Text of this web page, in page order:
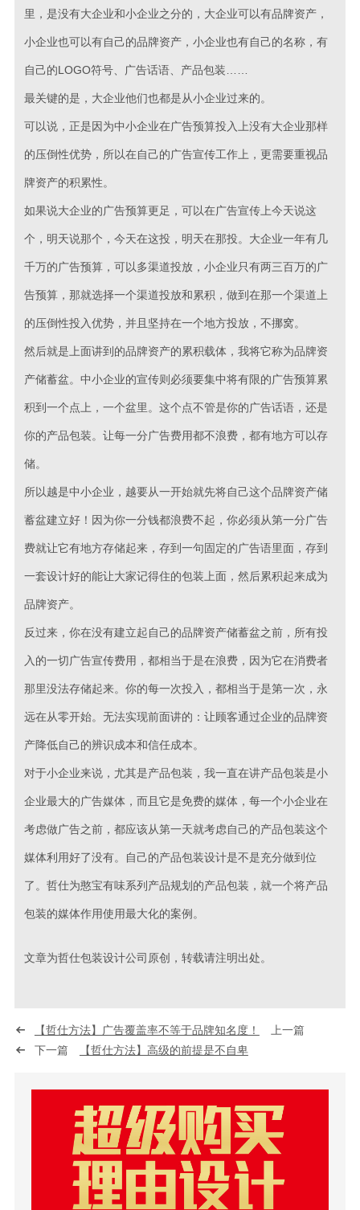
里，是没有大企业和小企业之分的，大企业可以有品牌资产，
小企业也可以有自己的品牌资产，小企业也有自己的名称，有
自己的LOGO符号、广告话语、产品包装……
最关键的是，大企业他们也都是从小企业过来的。
可以说，正是因为中小企业在广告预算投入上没有大企业那样
的压倒性优势，所以在自己的广告宣传工作上，更需要重视品
牌资产的积累性。
如果说大企业的广告预算更足，可以在广告宣传上今天说这
个，明天说那个，今天在这投，明天在那投。大企业一年有几
千万的广告预算，可以多渠道投放，小企业只有两三百万的广
告预算，那就选择一个渠道投放和累积，做到在那一个渠道上
的压倒性投入优势，并且坚持在一个地方投放，不挪窝。
然后就是上面讲到的品牌资产的累积载体，我将它称为品牌资
产储蓄盆。中小企业的宣传则必须要集中将有限的广告预算累
积到一个点上，一个盆里。这个点不管是你的广告话语，还是
你的产品包装。让每一分广告费用都不浪费，都有地方可以存
储。
所以越是中小企业，越要从一开始就先将自己这个品牌资产储
蓄盆建立好！因为你一分钱都浪费不起，你必须从第一分广告
费就让它有地方存储起来，存到一句固定的广告语里面，存到
一套设计好的能让大家记得住的包装上面，然后累积起来成为
品牌资产。
反过来，你在没有建立起自己的品牌资产储蓄盆之前，所有投
入的一切广告宣传费用，都相当于是在浪费，因为它在消费者
那里没法存储起来。你的每一次投入，都相当于是第一次，永
远在从零开始。无法实现前面讲的：让顾客通过企业的品牌资
产降低自己的辨识成本和信任成本。
对于小企业来说，尤其是产品包装，我一直在讲产品包装是小
企业最大的广告媒体，而且它是免费的媒体，每一个小企业在
考虑做广告之前，都应该从第一天就考虑自己的产品包装这个
媒体利用好了没有。自己的产品包装设计是不是充分做到位
了。哲仕为憨宝有味系列产品规划的产品包装，就一个将产品
包装的媒体作用使用最大化的案例。
文章为哲仕包装设计公司原创，转载请注明出处。
【哲仕方法】广告覆盖率不等于品牌知名度！
上一篇
下一篇
【哲仕方法】高级的前提是不自卑